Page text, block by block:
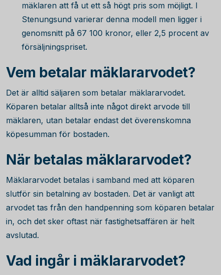
mäklaren att få ut ett så högt pris som möjligt. I
Stenungsund varierar denna modell men ligger i
genomsnitt på 67 100 kronor, eller 2,5 procent av
försäljningspriset.
Vem betalar mäklararvodet?
Det är alltid säljaren som betalar mäklararvodet.
Köparen betalar alltså inte något direkt arvode till
mäklaren, utan betalar endast det överenskomna
köpesumman för bostaden.
När betalas mäklararvodet?
Mäklararvodet betalas i samband med att köparen
slutför sin betalning av bostaden. Det är vanligt att
arvodet tas från den handpenning som köparen betalar
in, och det sker oftast när fastighetsaffären är helt
avslutad.
Vad ingår i mäklararvodet?